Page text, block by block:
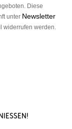
Diese
unter Newsletter
widerrufen werden.